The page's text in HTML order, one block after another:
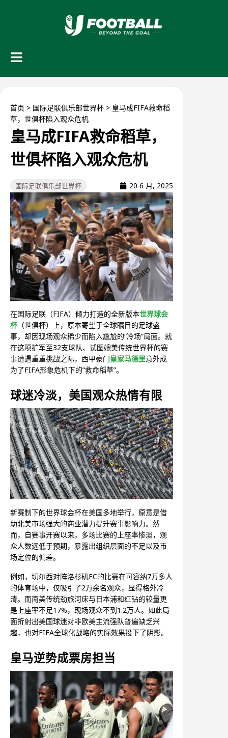
首页 > 国际足联俱乐部世界杯 > 皇马成FIFA救命稻
草，世俱杯陷入观众危机
皇马成FIFA救命稻草，
世俱杯陷入观众危机
国际足联俱乐部世界杯 20 6 月, 2025
在国际足联（FIFA）倾力打造的全新版本世界球会
杯 （世俱杯）上，原本寄望于全球瞩目的足球盛
事，却因现场观众稀少而陷入尴尬的“冷场”局面。就
在这项扩军至32支球队、试图媲美传统世界杯的赛
事遭遇重重挑战之际，西甲豪门皇家马德里意外成
为了FIFA形象危机下的“救命稻草”。
球迷冷淡，美国观众热情有限
新赛制下的世界球会杯在美国多地举行，原意是借
助北美市场强大的商业潜力提升赛事影响力。然
而，自赛事开赛以来，多场比赛的上座率惨淡，观
众人数远低于预期，暴露出组织层面的不足以及市
场定位的偏差。
例如，切尔西对阵洛杉矶FC的比赛在可容纳7万多人
的体育场中，仅吸引了2万余名观众，显得格外冷
清。而南美传统劲旅河床与日本浦和红钻的较量更
是上座率不足17%，现场观众不到1.2万人。如此局
面折射出美国球迷对非欧美主流强队普遍缺乏兴
趣，也对FIFA全球化战略的实际效果投下了阴影。
皇马逆势成票房担当